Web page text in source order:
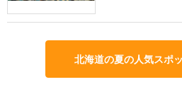
北海道の夏の人気スポ